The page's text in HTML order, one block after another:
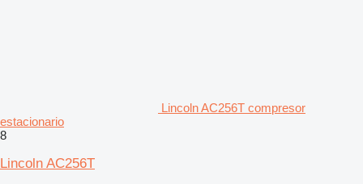
Lincoln AC256T compresor
estacionario
8
Lincoln AC256T